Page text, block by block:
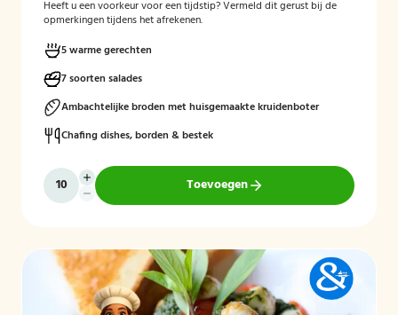
Heeft u een voorkeur voor een tijdstip? Vermeld dit gerust bij de
opmerkingen tijdens het afrekenen.
5 warme gerechten
7 soorten salades
Ambachtelijke broden met huisgemaakte kruidenboter
Chafing dishes, borden & bestek
Toevoegen